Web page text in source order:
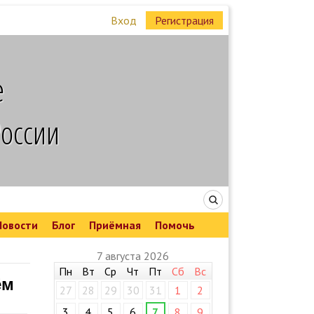
Вход Регистрация
России
Блог Приёмная
Помочь
7 августа 2026
Пн
Вт Ср Чт Пт Сб
Вс
27
28 29 30 31 1
2